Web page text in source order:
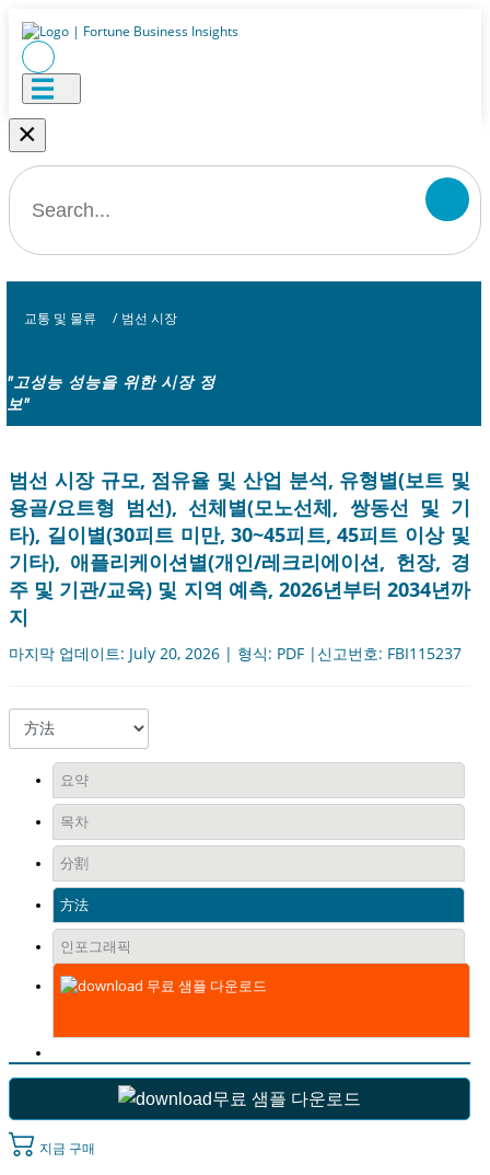
×
교통 및 물류 / 범선 시장
"고성능 성능을 위한 시장 정
보"
범선 시장 규모, 점유율 및 산업 분석, 유형별(보트 및
용골/요트형 범선), 선체별(모노선체, 쌍동선 및 기
타), 길이별(30피트 미만, 30~45피트, 45피트 이상 및
기타), 애플리케이션별(개인/레크리에이션, 헌장, 경
주 및 기관/교육) 및 지역 예측, 2026년부터 2034년까
지
마지막 업데이트: July 20, 2026 | 형식: PDF |신고번호: FBI115237
요약
목차
分割
方法
인포그래픽
무료 샘플 다운로드
무료 샘플 다운로드
지금 구매